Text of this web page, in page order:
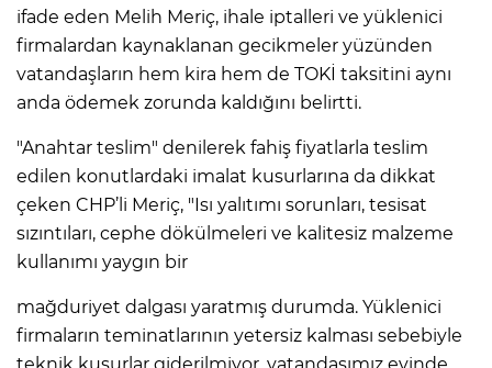
ifade eden Melih Meriç, ihale iptalleri ve yüklenici
firmalardan kaynaklanan gecikmeler yüzünden
vatandaşların hem kira hem de TOKİ taksitini aynı
anda ödemek zorunda kaldığını belirtti.
"Anahtar teslim" denilerek fahiş fiyatlarla teslim
edilen konutlardaki imalat kusurlarına da dikkat
çeken CHP’li Meriç, "Isı yalıtımı sorunları, tesisat
sızıntıları, cephe dökülmeleri ve kalitesiz malzeme
kullanımı yaygın bir
mağduriyet dalgası yaratmış durumda. Yüklenici
firmaların teminatlarının yetersiz kalması sebebiyle